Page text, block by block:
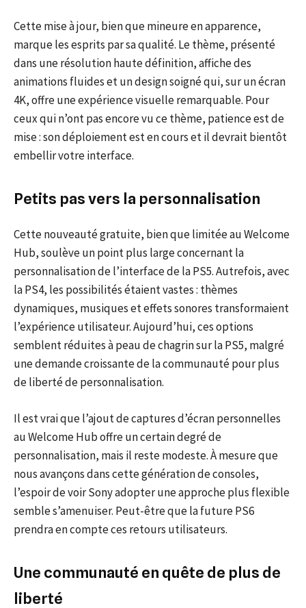
Cette mise à jour, bien que mineure en apparence,
marque les esprits par sa qualité. Le thème, présenté
dans une résolution haute définition, affiche des
animations fluides et un design soigné qui, sur un écran
4K, offre une expérience visuelle remarquable. Pour
ceux qui n’ont pas encore vu ce thème, patience est de
mise : son déploiement est en cours et il devrait bientôt
embellir votre interface.
Petits pas vers la personnalisation
Cette nouveauté gratuite, bien que limitée au Welcome
Hub, soulève un point plus large concernant la
personnalisation de l’interface de la PS5. Autrefois, avec
la PS4, les possibilités étaient vastes : thèmes
dynamiques, musiques et effets sonores transformaient
l’expérience utilisateur. Aujourd’hui, ces options
semblent réduites à peau de chagrin sur la PS5, malgré
une demande croissante de la communauté pour plus
de liberté de personnalisation.
Il est vrai que l’ajout de captures d’écran personnelles
au Welcome Hub offre un certain degré de
personnalisation, mais il reste modeste. À mesure que
nous avançons dans cette génération de consoles,
l’espoir de voir Sony adopter une approche plus flexible
semble s’amenuiser. Peut-être que la future PS6
prendra en compte ces retours utilisateurs.
Une communauté en quête de plus de
liberté